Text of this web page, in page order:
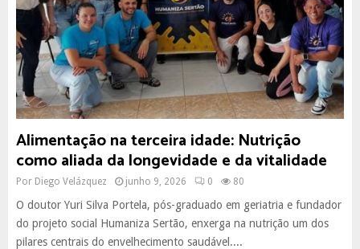
Alimentação na terceira idade: Nutrição
como aliada da longevidade e da vitalidade
Por Diego Velázquez junho 9, 2026 0 80
O doutor Yuri Silva Portela, pós-graduado em geriatria e fundador
do projeto social Humaniza Sertão, enxerga na nutrição um dos
pilares centrais do envelhecimento saudável....